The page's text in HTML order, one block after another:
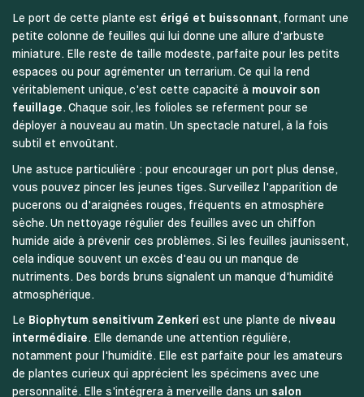
Le port de cette plante est érigé et buissonnant, formant une
petite colonne de feuilles qui lui donne une allure d'arbuste
miniature. Elle reste de taille modeste, parfaite pour les petits
espaces ou pour agrémenter un terrarium. Ce qui la rend
véritablement unique, c'est cette capacité à mouvoir son
feuillage. Chaque soir, les folioles se referment pour se
déployer à nouveau au matin. Un spectacle naturel, à la fois
subtil et envoûtant.
Une astuce particulière : pour encourager un port plus dense,
vous pouvez pincer les jeunes tiges. Surveillez l'apparition de
pucerons ou d'araignées rouges, fréquents en atmosphère
sèche. Un nettoyage régulier des feuilles avec un chiffon
humide aide à prévenir ces problèmes. Si les feuilles jaunissent,
cela indique souvent un excès d'eau ou un manque de
nutriments. Des bords bruns signalent un manque d'humidité
atmosphérique.
Le Biophytum sensitivum Zenkeri est une plante de niveau
intermédiaire. Elle demande une attention régulière,
notamment pour l'humidité. Elle est parfaite pour les amateurs
de plantes curieux qui apprécient les spécimens avec une
personnalité. Elle s'intégrera à merveille dans un salon